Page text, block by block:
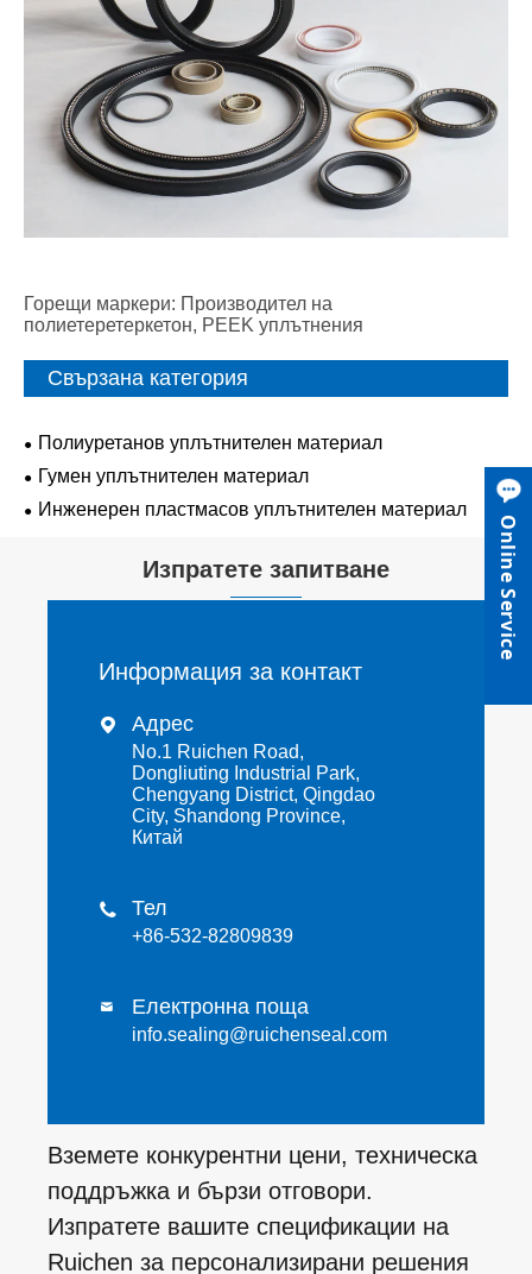
Горещи маркери: Производител на
полиетеретеркетон, PEEK уплътнения
Свързана категория
Полиуретанов уплътнителен материал
Гумен уплътнителен материал
Инженерен пластмасов уплътнителен материал
Изпратете запитване
Информация за контакт
 Адрес
No.1 Ruichen Road,
Dongliuting Industrial Park,
Chengyang District, Qingdao
City, Shandong Province,
Китай
 Тел
+86-532-82809839
 Електронна поща
info.sealing@ruichenseal.com
Вземете конкурентни цени, техническа
поддръжка и бързи отговори.
Изпратете вашите спецификации на
Ruichen за персонализирани решения
Online Service